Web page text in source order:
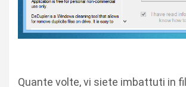
Quante volte, vi siete imbattuti in